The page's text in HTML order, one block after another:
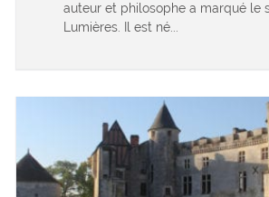
auteur et philosophe a marqué le
Lumières. Il est né...